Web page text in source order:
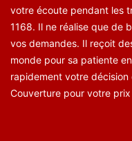
votre écoute pendant les
1168. Il ne réalise que de
vos demandes. Il reçoit
monde pour sa patiente
rapidement votre décision
Couverture pour votre